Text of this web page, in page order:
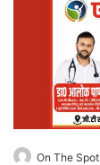
On The Spot